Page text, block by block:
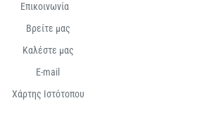
Επικοινωνία
Βρείτε μας
Καλέστε μας
E-mail
Χάρτης Ιστότοπου